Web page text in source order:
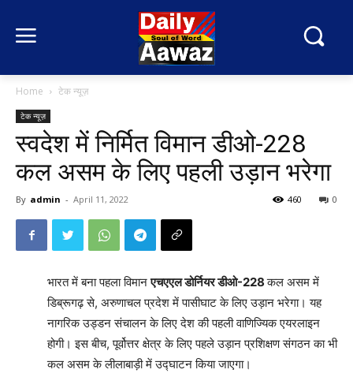
Home टेक न्यूज़
टेक न्यूज़
स्‍वदेश में निर्मित विमान डीओ-228
कल असम के लिए पहली उड़ान भरेगा
By admin - April 11, 2022 0
460
भारत में बना पहला विमानएचएएल डोर्नियर डीओ-228कल असम में
डिब्रूगढ़ से, अरुणाचल प्रदेश में पासीघाट के लिए उड़ान भरेगा। यह
नागरिक उड्डन संचालन के लिए देश की पहली वाणिज्यिक एयरलाइन
होगी। इस बीच, पूर्वोत्तर क्षेत्र के लिए पहले उड़ान प्रशिक्षण संगठन का भी
कल असम के लीलाबाड़ी में उद्घाटन किया जाएगा।